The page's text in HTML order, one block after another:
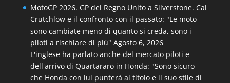
MotoGP 2026. GP del Regno Unito a Silverstone. Cal
Crutchlow e il confronto con il passato: "Le moto
sono cambiate meno di quanto si creda, sono i
piloti a rischiare di più" Agosto 6, 2026
L'inglese ha parlato anche del mercato piloti e
dell'arrivo di Quartararo in Honda: "Sono sicuro
che Honda con lui punterà al titolo e il suo stile di